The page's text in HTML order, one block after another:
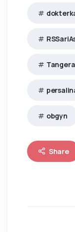
obgyn
Share